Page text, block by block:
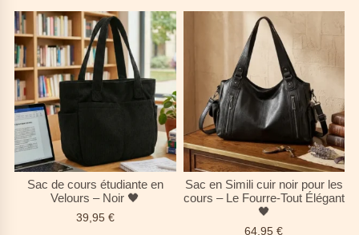
Sac de cours étudiante en
Velours – Noir 🖤
39,95 €
Sac en Simili cuir noir pour les
cours – Le Fourre-Tout Élégant
🖤
64,95€